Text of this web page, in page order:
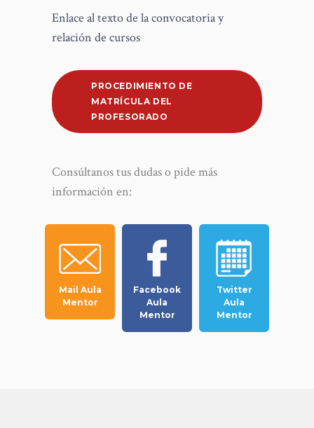
Enlace al texto de la convocatoria y
relación de cursos
PROCEDIMIENTO DE
MATRÍCULA DEL
PROFESORADO
Consúltanos tus dudas o pide más
información en:
Mail Aula
Mentor
Facebook
Aula
Mentor
Twitter
Aula
Mentor